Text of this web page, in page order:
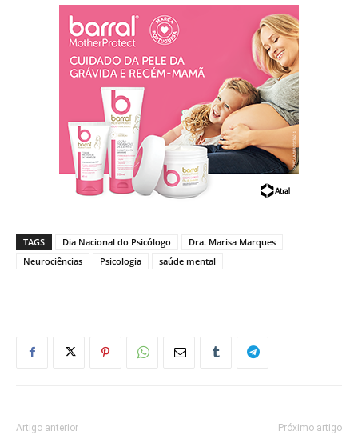
TAGS Dia Nacional do Psicólogo
Dra. Marisa Marques
Neurociências
Psicologia saúde mental
Artigo anterior Próximo artigo